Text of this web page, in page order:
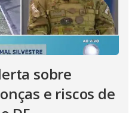
sobre
e riscos de